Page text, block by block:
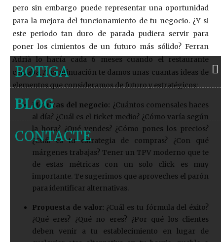
BOTIGA
BLOG
CONTACTE
pero sin embargo puede representar una oportunidad
para la mejora del funcionamiento de tu negocio. ¿Y si
este periodo tan duro de parada pudiera servir para
poner los cimientos de un futuro más sólido? Ferran
Adrià lo hacía cada 6 meses cuando el restaurante
cerraba. A continuación te damos unas cuantas ideas de
elementos que consideramos de futuro y estratégicos:
Métricas del negocio: ¿Cuántos comensales haces
al día? ¿Cuál es el ticket medio? ¿Cómo varía según
la hora? ¿Qué vendes? ¿Cómo pones los precios?
¿Cuál es tu estrategia de compras? ¿Con qué
márgenes trabajas? Tener un TPV moderno que te
de estas métricas con un solo click es muy
importante. Te sugerimos que aproveches el parón
para identificar alternativas.
Propuesta de valor: ¿Cuál es tu fórmula del éxito?
¿Qué eres? ¿Qué no eres? ¿Por qué los clientes
deben venir a tu establecimiento en lugar de